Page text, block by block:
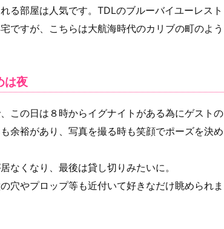
る部屋は人気です。TDLのブルーバイユーレスト
ですが、こちらは大航海時代のカリブの町のよう
は夜
この日は８時からイグナイトがある為にゲストの
余裕があり、写真を撮る時も笑顔でポーズを決め
なくなり、最後は貸し切りみたいに。
穴やプロップ等も近付いて好きなだけ眺められま